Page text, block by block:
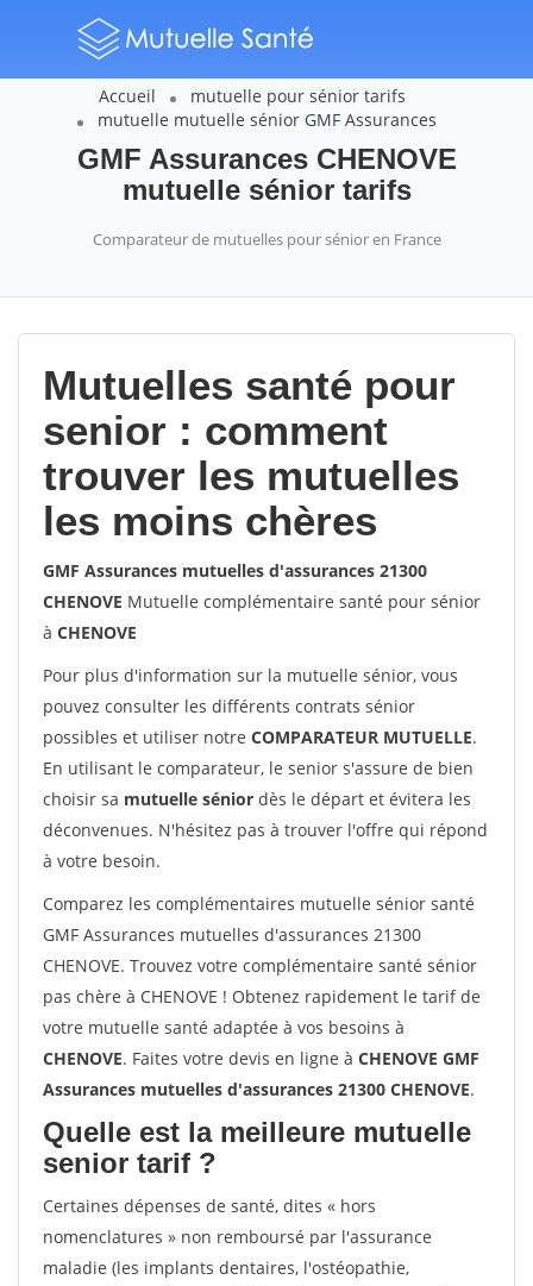
Accueil
mutuelle pour sénior tarifs
mutuelle mutuelle sénior GMF Assurances
GMF Assurances CHENOVE
mutuelle sénior tarifs
Comparateur de mutuelles pour sénior en France
Mutuelles santé pour
senior : comment
trouver les mutuelles
les moins chères
GMF Assurances mutuelles d'assurances 21300
CHENOVE Mutuelle complémentaire santé pour sénior
à CHENOVE
Pour plus d'information sur la mutuelle sénior, vous
pouvez consulter les différents contrats sénior
possibles et utiliser notre COMPARATEUR MUTUELLE.
En utilisant le comparateur, le senior s'assure de bien
choisir sa mutuelle sénior dès le départ et évitera les
déconvenues. N'hésitez pas à trouver l'offre qui répond
à votre besoin.
Comparez les complémentaires mutuelle sénior santé
GMF Assurances mutuelles d'assurances 21300
CHENOVE. Trouvez votre complémentaire santé sénior
pas chère à CHENOVE ! Obtenez rapidement le tarif de
votre mutuelle santé adaptée à vos besoins à
CHENOVE. Faites votre devis en ligne à CHENOVE GMF
Assurances mutuelles d'assurances 21300 CHENOVE.
Quelle est la meilleure mutuelle
senior tarif ?
Certaines dépenses de santé, dites « hors
nomenclatures » non remboursé par l'assurance
maladie (les implants dentaires, l'ostéopathie,